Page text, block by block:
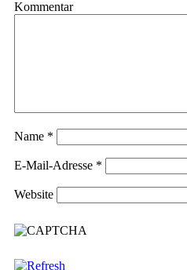
Kommentar
Name *
E-Mail-Adresse *
Website